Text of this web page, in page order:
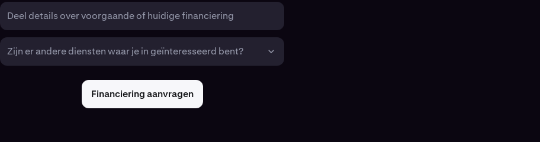
Deel details over voorgaande of huidige financiering
Zijn er andere diensten waar je in geïnteresseerd bent?
Financiering aanvragen